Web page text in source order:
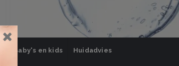
Baby's en kids Huidadvies